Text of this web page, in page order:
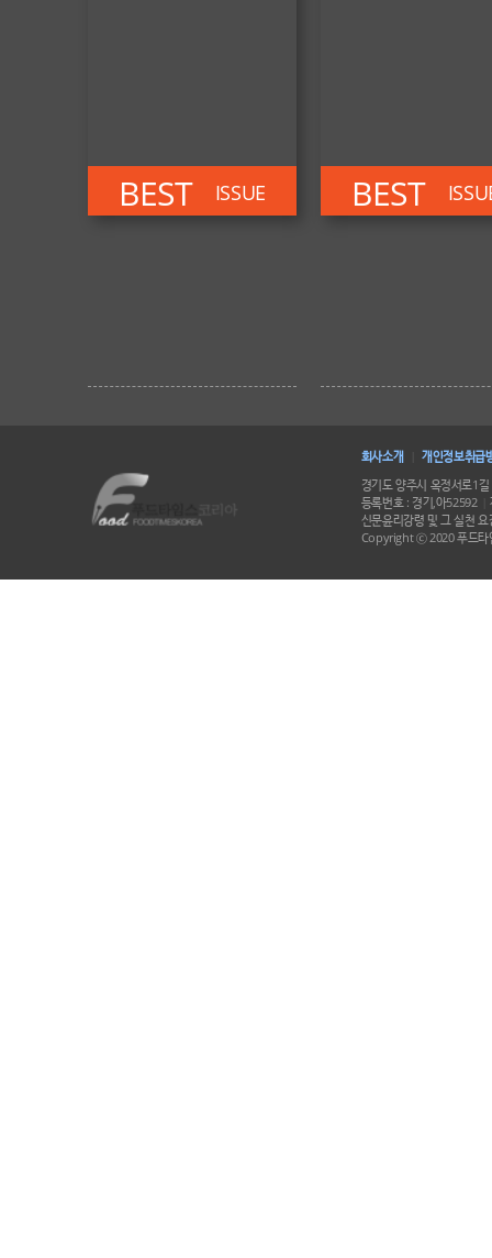
BEST ISSUE BEST
회사소개
개인정보취급
경기도 양주시 옥정서로1
등록번호 : 경기,아52592
신문윤리강령 및 그 실천
Copyright ⓒ 2020 푸드타